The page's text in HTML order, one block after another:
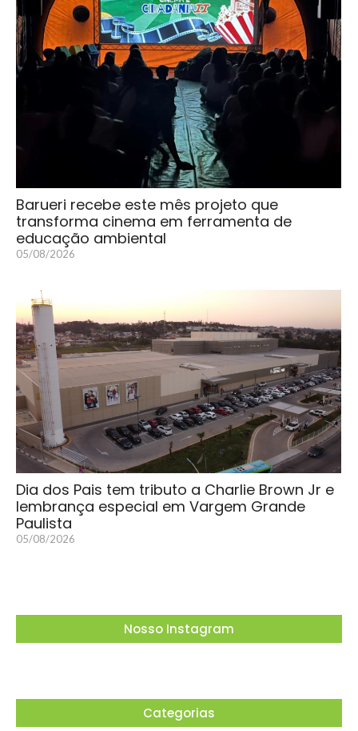
Barueri recebe este mês projeto que
transforma cinema em ferramenta de
educação ambiental
05/08/2026
Dia dos Pais tem tributo a Charlie Brown Jr e
lembrança especial em Vargem Grande
Paulista
05/08/2026
Nosso Instagram
Categorias